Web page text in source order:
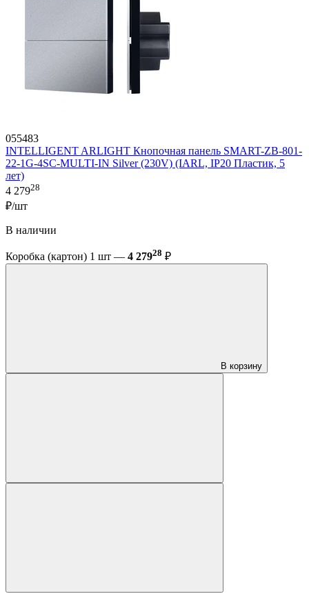
055483
INTELLIGENT ARLIGHT Кнопочная панель SMART-ZB-801-
22-1G-4SC-MULTI-IN Silver (230V) (IARL, IP20 Пластик, 5
лет)
4 27928
₽/шт
В наличии
Коробка (картон) 1 шт — 4 27928 ₽
В корзину